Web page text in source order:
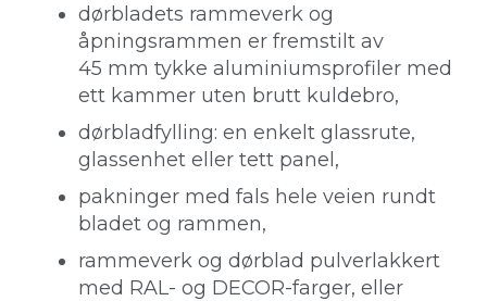
dørbladets rammeverk og
åpningsrammen er fremstilt av
45 mm tykke aluminiumsprofiler med
ett kammer uten brutt kuldebro,
dørbladfylling: en enkelt glassrute,
glassenhet eller tett panel,
pakninger med fals hele veien rundt
bladet og rammen,
rammeverk og dørblad pulverlakkert
med RAL- og DECOR-farger, eller